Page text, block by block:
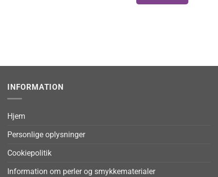
INFORMATION
Hjem
Personlige oplysninger
Cookiepolitik
Information om perler og smykkematerialer